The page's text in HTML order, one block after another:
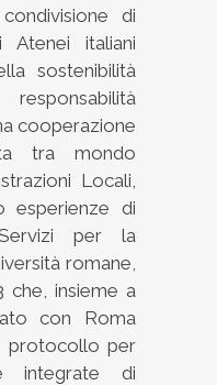
di
italiani
sostenibilità
cooperazione
tra mondo
Locali,
esperienze di
per la
romane,
che, insieme a
con Roma
protocollo per
integrate di